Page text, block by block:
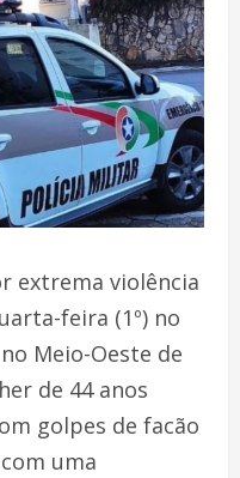
extrema violência
feira (1º) no
Meio-Oeste de
de 44 anos
golpes de facão
uma